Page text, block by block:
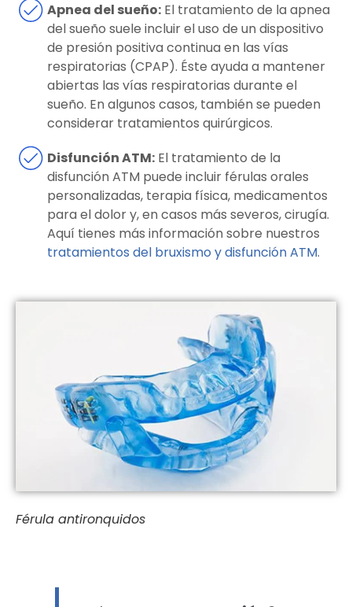
Apnea del sueño: El tratamiento de la apnea
del sueño suele incluir el uso de un dispositivo
de presión positiva continua en las vías
respiratorias (CPAP). Éste ayuda a mantener
abiertas las vías respiratorias durante el
sueño. En algunos casos, también se pueden
considerar tratamientos quirúrgicos.
Disfunción ATM: El tratamiento de la
disfunción ATM puede incluir férulas orales
personalizadas, terapia física, medicamentos
para el dolor y, en casos más severos, cirugía.
Aquí tienes más información sobre nuestros
tratamientos del bruxismo y disfunción ATM.
Férula antironquidos